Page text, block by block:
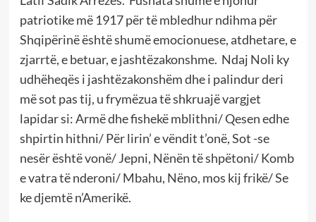
patriotike më 1917 për të mbledhur ndihma për
Shqipërinë është shumë emocionuese, atdhetare, e
zjarrtë, e betuar, e jashtëzakonshme. Ndaj Noli ky
udhëheqës i jashtëzakonshëm dhe i palindur deri
më sot pas tij, u frymëzua të shkruajë vargjet
lapidar si: Armë dhe fishekë mblithni/ Qesen edhe
shpirtin hithni/ Për lirin’ e vëndit t’onë, Sot -se
nesër është vonë/ Jepni, Nënën të shpëtoni/ Komb
e vatra të nderoni/ Mbahu, Nëno, mos kij frikë/ Se
ke djemtë n’Amerikë.